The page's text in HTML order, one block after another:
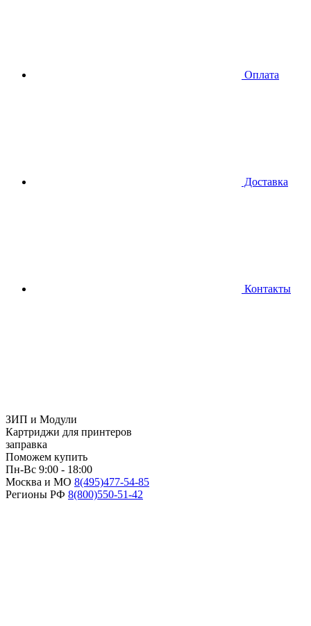
Оплата
Доставка
Контакты
ЗИП и Модули
Картриджи для принтеров
заправка
Поможем купить
Пн-Вс 9:00 - 18:00
Москва и МО 8(495)477-54-85
Регионы РФ 8(800)550-51-42